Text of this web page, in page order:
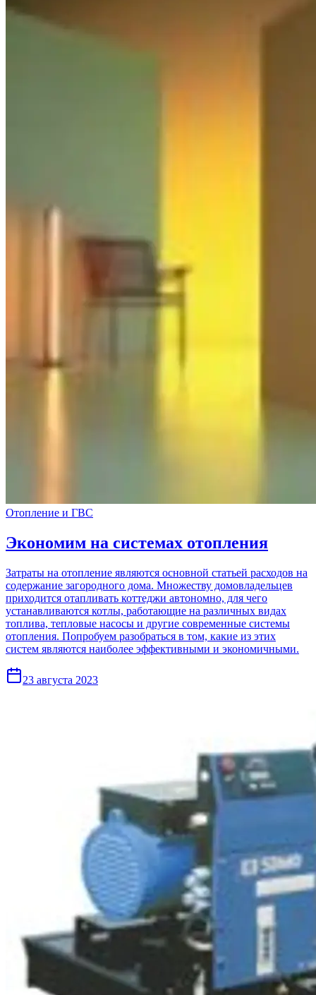
Отопление и ГВС
Экономим на системах отопления
Затраты на отопление являются основной статьей расходов на
содержание загородного дома. Множеству домовладельцев
приходится отапливать коттеджи автономно, для чего
устанавливаются котлы, работающие на различных видах
топлива, тепловые насосы и другие современные системы
отопления. Попробуем разобраться в том, какие из этих
систем являются наиболее эффективными и экономичными.
23 августа 2023